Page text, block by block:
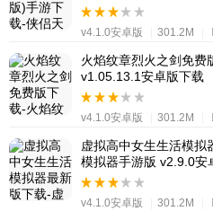
v4.1.0安卓版 301.2M
火焰纹章烈火之剑免费
v1.05.13.1安卓版下载
v4.1.0安卓版 301.2M
虚拟高中女生生活模拟
模拟器手游版 v2.9.0安
v4.1.0安卓版 301.2M